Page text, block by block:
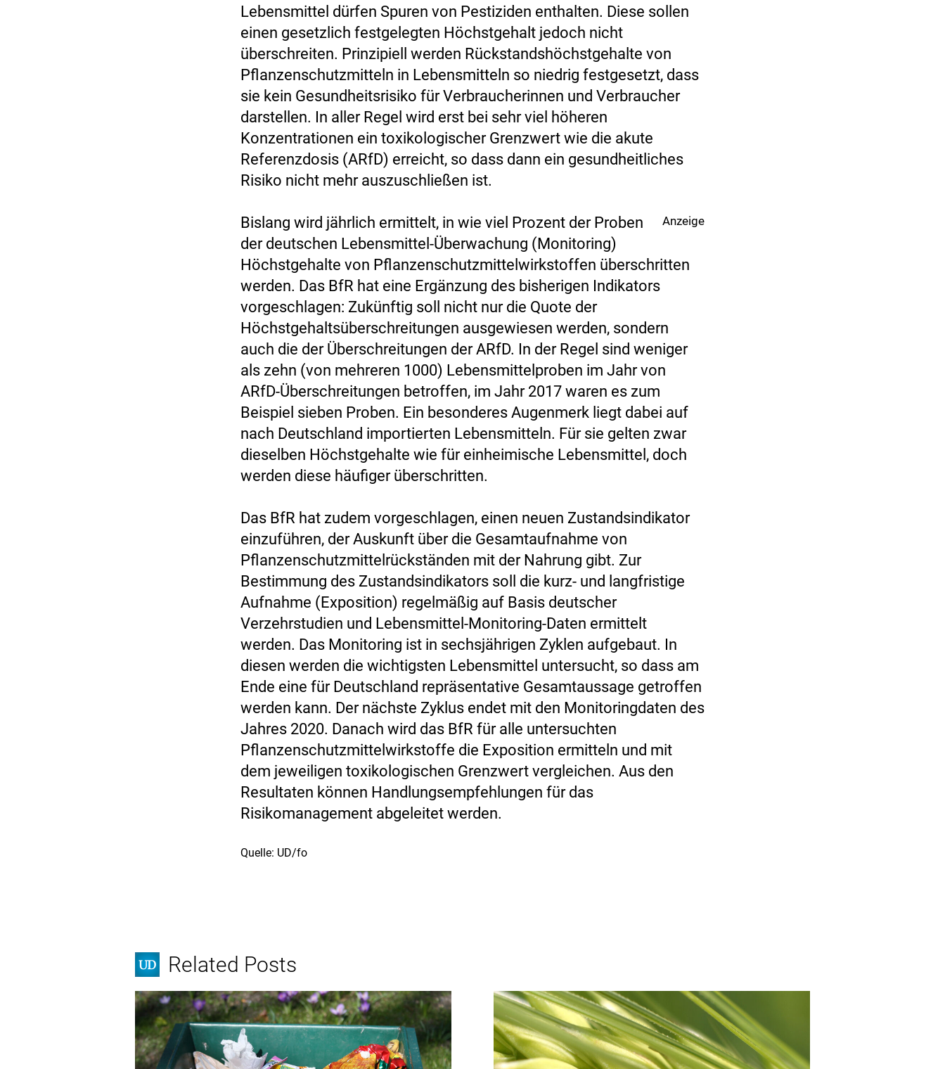
Lebensmittel dürfen Spuren von Pestiziden enthalten. Diese sollen
einen gesetzlich festgelegten Höchstgehalt jedoch nicht
überschreiten. Prinzipiell werden Rückstandshöchstgehalte von
Pflanzenschutzmitteln in Lebensmitteln so niedrig festgesetzt, dass
sie kein Gesundheitsrisiko für Verbraucherinnen und Verbraucher
darstellen. In aller Regel wird erst bei sehr viel höheren
Konzentrationen ein toxikologischer Grenzwert wie die akute
Referenzdosis (ARfD) erreicht, so dass dann ein gesundheitliches
Risiko nicht mehr auszuschließen ist.
Anzeige
Bislang wird jährlich ermittelt, in wie viel Prozent der Proben
der deutschen Lebensmittel-Überwachung (Monitoring)
Höchstgehalte von Pflanzenschutzmittelwirkstoffen überschritten
werden. Das BfR hat eine Ergänzung des bisherigen Indikators
vorgeschlagen: Zukünftig soll nicht nur die Quote der
Höchstgehaltsüberschreitungen ausgewiesen werden, sondern
auch die der Überschreitungen der ARfD. In der Regel sind weniger
als zehn (von mehreren 1000) Lebensmittelproben im Jahr von
ARfD-Überschreitungen betroffen, im Jahr 2017 waren es zum
Beispiel sieben Proben. Ein besonderes Augenmerk liegt dabei auf
nach Deutschland importierten Lebensmitteln. Für sie gelten zwar
dieselben Höchstgehalte wie für einheimische Lebensmittel, doch
werden diese häufiger überschritten.
Das BfR hat zudem vorgeschlagen, einen neuen Zustandsindikator
einzuführen, der Auskunft über die Gesamtaufnahme von
Pflanzenschutzmittelrückständen mit der Nahrung gibt. Zur
Bestimmung des Zustandsindikators soll die kurz- und langfristige
Aufnahme (Exposition) regelmäßig auf Basis deutscher
Verzehrstudien und Lebensmittel-Monitoring-Daten ermittelt
werden. Das Monitoring ist in sechsjährigen Zyklen aufgebaut. In
diesen werden die wichtigsten Lebensmittel untersucht, so dass am
Ende eine für Deutschland repräsentative Gesamtaussage getroffen
werden kann. Der nächste Zyklus endet mit den Monitoringdaten des
Jahres 2020. Danach wird das BfR für alle untersuchten
Pflanzenschutzmittelwirkstoffe die Exposition ermitteln und mit
dem jeweiligen toxikologischen Grenzwert vergleichen. Aus den
Resultaten können Handlungsempfehlungen für das
Risikomanagement abgeleitet werden.
Quelle: UD/fo
Related Posts